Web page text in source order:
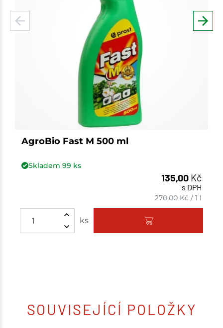
AgroBio Fast M 500 ml
Skladem 99 ks
135,00 Kč
s DPH
270,00 Kč /1 l
ks
SOUVISEJÍCÍ POLOŽKY